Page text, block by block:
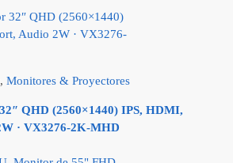
, Monitores & Proyectores
QHD (2560×1440) IPS, HDMI,
· VX3276-2K-MHD